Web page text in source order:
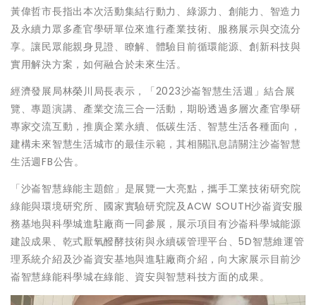
黃偉哲市長指出本次活動集結行動力、綠源力、創能力、智造力
及永續力眾多產官學研單位來進行產業技術、服務展示與交流分
享。讓民眾能親身見證、瞭解、體驗目前循環能源、創新科技與
實用解決方案，如何融合於未來生活。
經濟發展局林榮川局長表示，「2023沙崙智慧生活週」結合展
覽、專題演講、產業交流三合一活動，期盼透過多層次產官學研
專家交流互動，推廣企業永續、低碳生活、智慧生活各種面向，
建構未來智慧生活城市的最佳示範，其相關訊息請關注沙崙智慧
生活週FB公告。
「沙崙智慧綠能主題館」是展覽一大亮點，攜手工業技術研究院
綠能與環境研究所、國家實驗研究院及ACW SOUTH沙崙資安服
務基地與科學城進駐廠商一同參展，展示項目有沙崙科學城能源
建設成果、乾式厭氧醱酵技術與永續碳管理平台、5D智慧維運管
理系統介紹及沙崙資安基地與進駐廠商介紹，向大家展示目前沙
崙智慧綠能科學城在綠能、資安與智慧科技方面的成果。